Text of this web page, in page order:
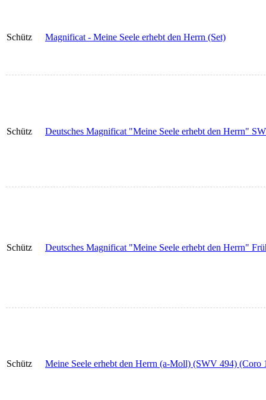
Schütz Magnificat - Meine Seele erhebt den Herrn (Set)
Schütz Deutsches Magnificat "Meine Seele erhebt den Herrn"
Schütz Deutsches Magnificat "Meine Seele erhebt den Herrn"
Schütz Meine Seele erhebt den Herrn (a-Moll) (SWV 494) (Coro